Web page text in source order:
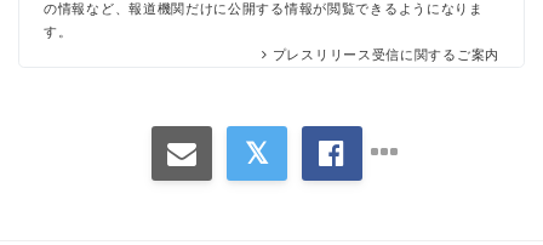
の情報など、報道機関だけに公開する情報が閲覧できるようになりま
す。
プレスリリース受信に関するご案内